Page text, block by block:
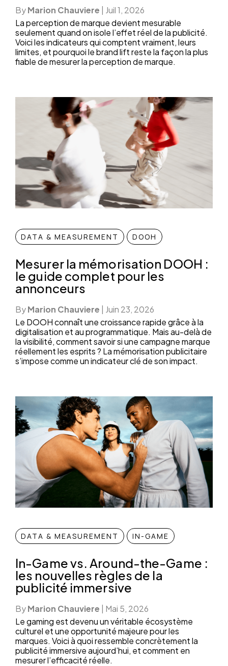
ByMarion Chauviere | Juil 1, 2026
La perception de marque devient mesurable
seulement quand on isole l’effet réel de la publicité.
Voici les indicateurs qui comptent vraiment, leurs
limites, et pourquoi le brand lift reste la façon la plus
fiable de mesurer la perception de marque.
DATA & MEASUREMENT DOOH
Mesurer la mémorisation DOOH :
le guide complet pour les
annonceurs
ByMarion Chauviere | Juin 23, 2026
Le DOOH connaît une croissance rapide grâce à la
digitalisation et au programmatique. Mais au-delà de
la visibilité, comment savoir si une campagne marque
réellement les esprits ? La mémorisation publicitaire
s’impose comme un indicateur clé de son impact.
DATA & MEASUREMENT IN-GAME
In-Game vs. Around-the-Game :
les nouvelles règles de la
publicité immersive
ByMarion Chauviere
Mai 5, 2026
Le gaming est devenu un véritable écosystème
culturel et une opportunité majeure pour les
marques. Voici à quoi ressemble concrètement la
publicité immersive aujourd’hui, et comment en
mesurer l’efficacité réelle.